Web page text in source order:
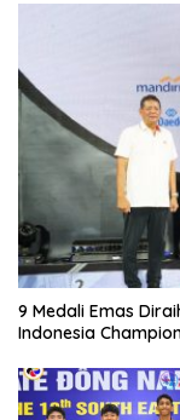
9 Medali Emas
Indonesia